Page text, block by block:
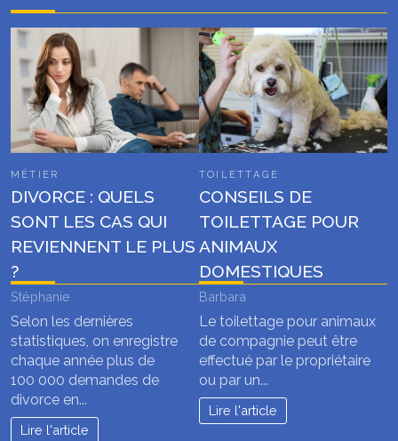
MÉTIER
DIVORCE : QUELS
SONT LES CAS QUI
REVIENNENT LE PLUS
?
Stéphanie
Selon les dernières
statistiques, on enregistre
chaque année plus de
100 000 demandes de
divorce en...
Lire l'article
TOILETTAGE
CONSEILS DE
TOILETTAGE POUR
ANIMAUX
DOMESTIQUES
Barbara
Le toilettage pour animaux
de compagnie peut être
effectué par le propriétaire
ou par un...
Lire l'article